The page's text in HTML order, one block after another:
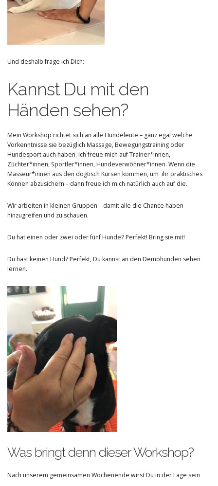
Und deshalb frage ich Dich:
Kannst Du mit den
Händen sehen?
Mein Workshop richtet sich an alle Hundeleute – ganz egal welche
Vorkenntnisse sie bezüglich Massage, Bewegungstraining oder
Hundesport auch haben. Ich freue mich auf Trainer*innen,
Züchter*innen, Sportler*innen, Hundeverwöhner*innen. Wenn die
Masseur*innen aus den dogtisch Kursen kommen, um ihr praktisches
Können abzusichern – dann freue ich mich natürlich auch auf die.
Wir arbeiten in kleinen Gruppen – damit alle die Chance haben
hinzugreifen und zu schauen.
Du hat einen oder zwei oder fünf Hunde? Perfekt! Bring sie mit!
Du hast keinen Hund? Perfekt, Du kannst an den Demohunden sehen
lernen.
Was bringt denn dieser Workshop?
Nach unserem gemeinsamen Wochenende wirst Du in der Lage sein